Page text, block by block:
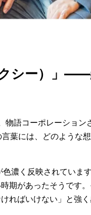
シー）」
語コーポレーション
葉には、どのような
濃く反映されていま
期があったそうです
ればいけない」と強